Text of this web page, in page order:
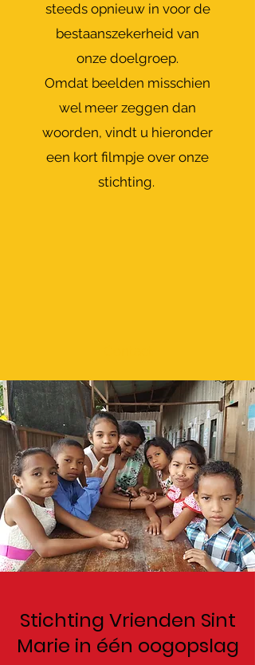
steeds opnieuw in voor de
bestaanszekerheid van
onze doelgroep.
Omdat beelden misschien
wel meer zeggen dan
woorden, vindt u hieronder
een kort filmpje over onze
stichting.
Stichting Vrienden Sint
Marie in één oogopslag